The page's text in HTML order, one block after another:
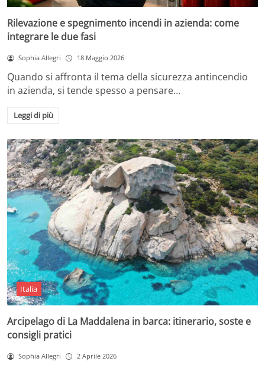
Rilevazione e spegnimento incendi in azienda: come
integrare le due fasi
Sophia Allegri 18 Maggio 2026
Quando si affronta il tema della sicurezza antincendio
in azienda, si tende spesso a pensare…
Leggi di più
Italia
Arcipelago di La Maddalena in barca: itinerario, soste e
consigli pratici
Sophia Allegri 2 Aprile 2026